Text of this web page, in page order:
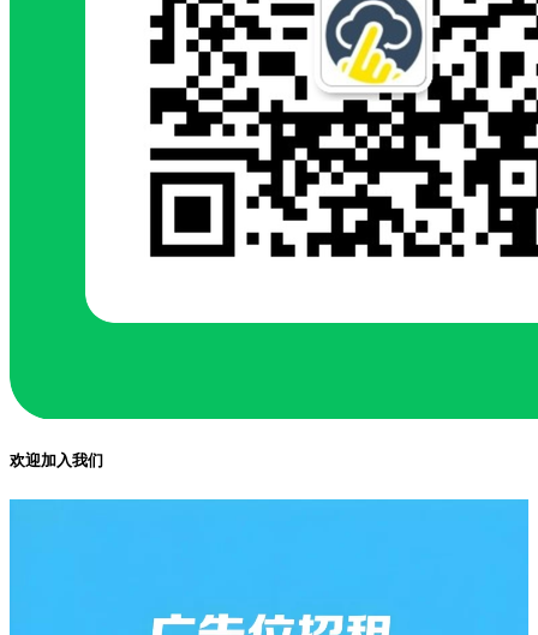
欢迎加入我们